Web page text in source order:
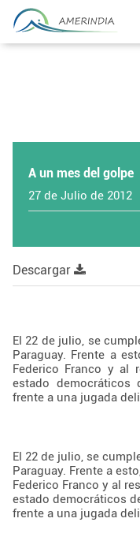
A un mes del golpe
27 de Julio de 2012
Descargar
El 22 de julio, se
Paraguay. Frente a
Federico Franco y al
estado democráticos
frente a una jugada
El 22 de julio, se
Paraguay. Frente a
Federico Franco y al
estado democráticos
frente a una jugada